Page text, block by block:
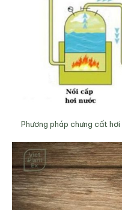
Phương pháp chưng cất